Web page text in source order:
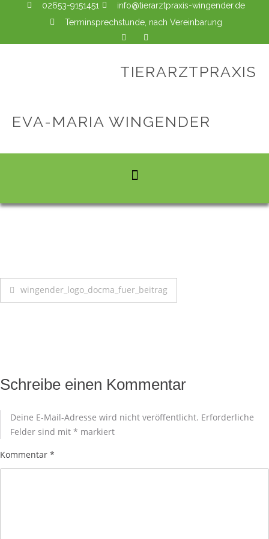
02653-9151451
info@tierarztpraxis-wingender.de
Terminsprechstunde, nach Vereinbarung
TIERARZTPRAXIS
EVA-MARIA WINGENDER
wingender_logo_docma_fuer_beitrag
Schreibe einen Kommentar
Deine E-Mail-Adresse wird nicht veröffentlicht. Erforderliche
Felder sind mit * markiert
Kommentar *